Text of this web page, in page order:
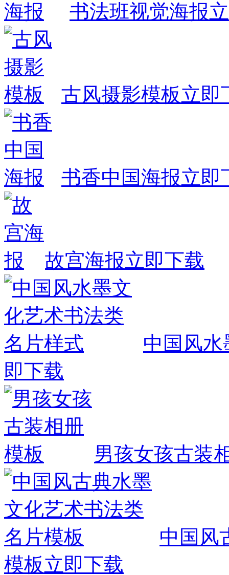
书法班视觉海报
古风摄影模板立即
书香中国海报立即
故宫海报立即下载
中国风
即下载
男孩女孩古装
中国风
模板立即下载